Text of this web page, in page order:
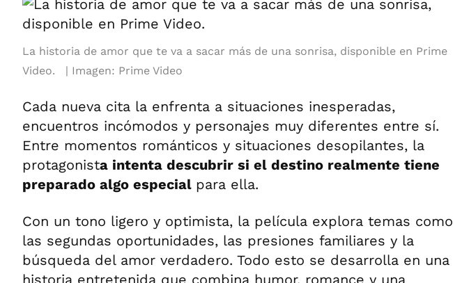
La historia de amor que te va a sacar más de una sonrisa, disponible en Prime
Video.
Imagen: Prime Video
Cada nueva cita la enfrenta a situaciones inesperadas,
encuentros incómodos y personajes muy diferentes entre sí.
Entre momentos románticos y situaciones desopilantes, la
protagonista intenta descubrir si el destino realmente tiene
preparado algo especial para ella.
Con un tono ligero y optimista, la película explora temas como
las segundas oportunidades, las presiones familiares y la
búsqueda del amor verdadero. Todo esto se desarrolla en una
historia entretenida que combina humor, romance y una